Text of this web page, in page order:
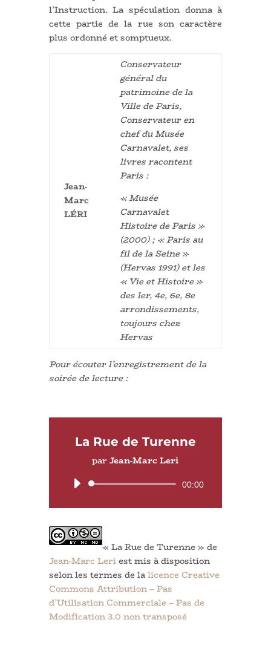
l’Instruction. La spéculation donna à
cette partie de la rue son caractère
plus ordonné et somptueux.
Jean-
Marc
LÉRI
Conservateur
général du
patrimoine de la
Ville de Paris,
Conservateur en
chef du Musée
Carnavalet, ses
livres racontent
Paris :
«Musée
Carnavalet
Histoire de Paris»
(2000) ; «Paris au
fil de la Seine»
(Hervas 1991) et les
« Vie et Histoire »
des ler, 4e, 6e, 8e
arrondissements,
toujours chez
Hervas
Pour écouter l’enregistrement de la
soirée de lecture :
La Rue de Turenne
parJean-Marc Leri
Lecteur
00:00
« La Rue de Turenne » de
Jean-Marc Leriest mis à disposition
selon les termes de lalicence Creative
Commons Attribution – Pas
d’Utilisation Commerciale – Pas de
Modification 3.0 non transposé